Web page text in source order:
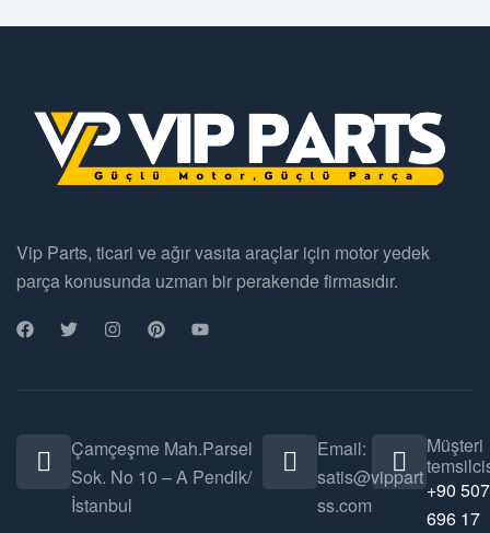
Vip Parts, ticari ve ağır vasıta araçlar için motor yedek
parça konusunda uzman bir perakende firmasıdır.
Çamçeşme Mah.Parsel
Sok. No 10 – A Pendik/
İstanbul
Email:
satis@vippart
ss.com
Müşteri
+90 507
696 17